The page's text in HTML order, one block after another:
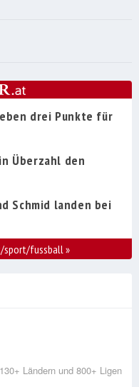
drei Punkte für
Überzahl den
Schmid landen bei
sport/fussball»
Ländern und 800+ Ligen